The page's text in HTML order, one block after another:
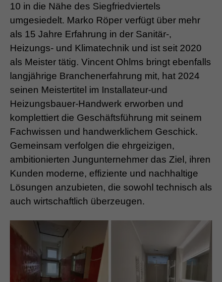
10 in die Nähe des Siegfriedviertels
umgesiedelt. Marko Röper verfügt über mehr
als 15 Jahre Erfahrung in der Sanitär-,
Heizungs- und Klimatechnik und ist seit 2020
als Meister tätig. Vincent Ohlms bringt ebenfalls
langjährige Branchenerfahrung mit, hat 2024
seinen Meistertitel im Installateur-und
Heizungsbauer-Handwerk erworben und
komplettiert die Geschäftsführung mit seinem
Fachwissen und handwerklichem Geschick.
Gemeinsam verfolgen die ehrgeizigen,
ambitionierten Jungunternehmer das Ziel, ihren
Kunden moderne, effiziente und nachhaltige
Lösungen anzubieten, die sowohl technisch als
auch wirtschaftlich überzeugen.